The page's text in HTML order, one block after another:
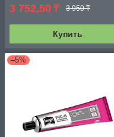
3 752,50 ₸ 3 950 ₸
Купить
–5%